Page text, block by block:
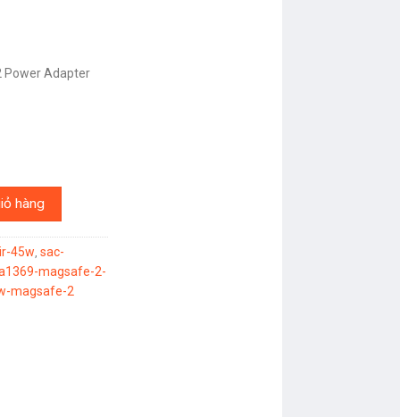
Power Adapter
2 CHÍNH HÃNG số lượng
hàng
45w, sac-
magsafe-2-
magsafe-2